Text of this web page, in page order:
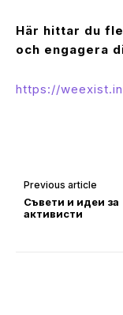
Här hittar du
och engagera
https://
Previous article
Съвети и идеи за
активисти